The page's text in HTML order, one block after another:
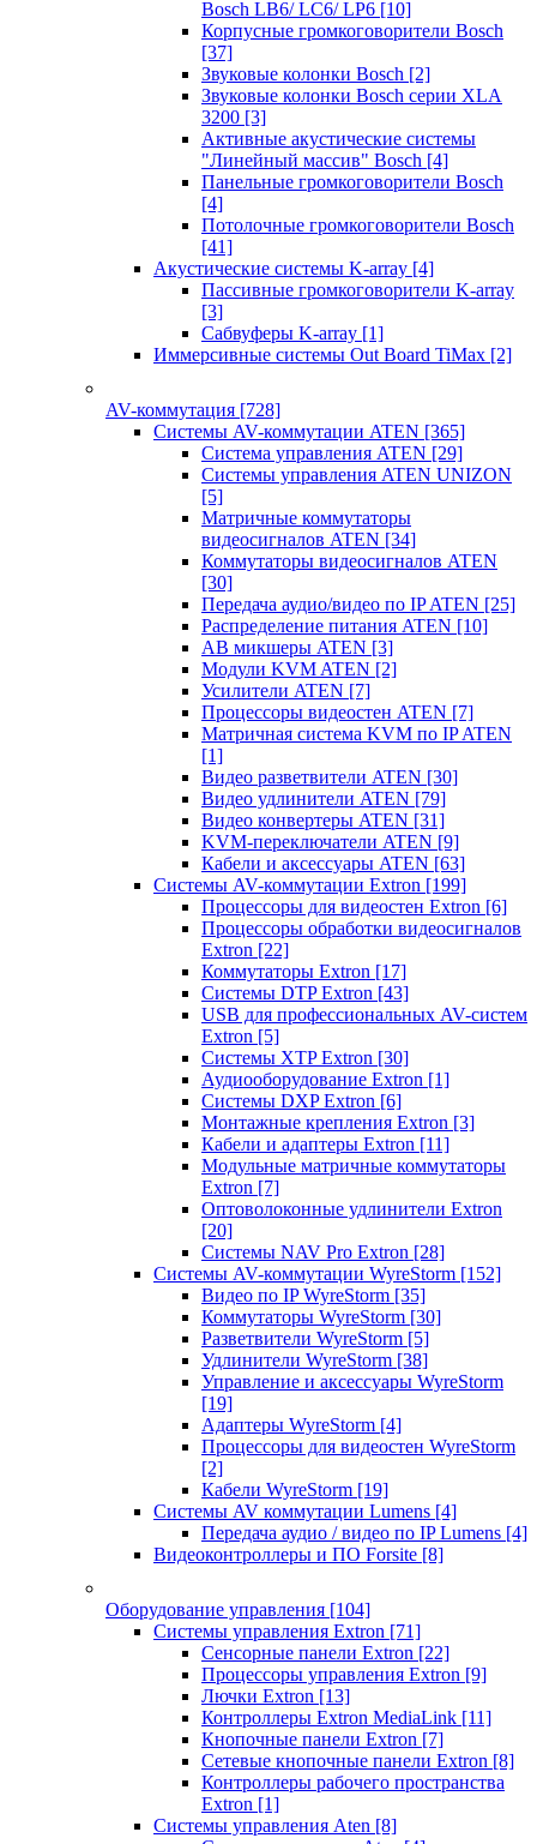
Bosch LB6/ LC6/ LP6 [10]
Корпусные громкоговорители Bosch
[37]
Звуковые колонки Bosch [2]
Звуковые колонки Bosch серии XLA
3200 [3]
Активные акустические системы
"Линейный массив" Bosch [4]
Панельные громкоговорители Bosch
[4]
Потолочные громкоговорители Bosch
[41]
Акустические системы K-array [4]
Пассивные громкоговорители K-array
[3]
Сабвуферы K-array [1]
Иммерсивные системы Out Board TiMax [2]
AV-коммутация [728]
Системы AV-коммутации ATEN [365]
Система управления ATEN [29]
Системы управления ATEN UNIZON
[5]
Матричные коммутаторы
видеосигналов ATEN [34]
Коммутаторы видеосигналов ATEN
[30]
Передача аудио/видео по IP ATEN [25]
Распределение питания ATEN [10]
АВ микшеры ATEN [3]
Модули KVM ATEN [2]
Усилители ATEN [7]
Процессоры видеостен ATEN [7]
Матричная система KVM по IP ATEN
[1]
Видео разветвители ATEN [30]
Видео удлинители ATEN [79]
Видео конвертеры ATEN [31]
KVM-переключатели ATEN [9]
Кабели и аксессуары ATEN [63]
Системы AV-коммутации Extron [199]
Процессоры для видеостен Extron [6]
Процессоры обработки видеосигналов
Extron [22]
Коммутаторы Extron [17]
Системы DTP Extron [43]
USB для профессиональных AV-систем
Extron [5]
Системы XTP Extron [30]
Аудиооборудование Extron [1]
Системы DXP Extron [6]
Монтажные крепления Extron [3]
Кабели и адаптеры Extron [11]
Модульные матричные коммутаторы
Extron [7]
Оптоволоконные удлинители Extron
[20]
Системы NAV Pro Extron [28]
Системы AV-коммутации WyreStorm [152]
Видео по IP WyreStorm [35]
Коммутаторы WyreStorm [30]
Разветвители WyreStorm [5]
Удлинители WyreStorm [38]
Управление и аксессуары WyreStorm
[19]
Адаптеры WyreStorm [4]
Процессоры для видеостен WyreStorm
[2]
Кабели WyreStorm [19]
Системы AV коммутации Lumens [4]
Передача аудио / видео по IP Lumens [4]
Видеоконтроллеры и ПО Forsite [8]
Оборудование управления [104]
Системы управления Extron [71]
Сенсорные панели Extron [22]
Процессоры управления Extron [9]
Лючки Extron [13]
Контроллеры Extron MediaLink [11]
Кнопочные панели Extron [7]
Сетевые кнопочные панели Extron [8]
Контроллеры рабочего пространства
Extron [1]
Системы управления Aten [8]